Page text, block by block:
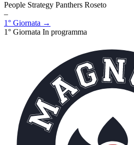
People Strategy Panthers Roseto
–
1° Giornata →
1° Giornata In programma